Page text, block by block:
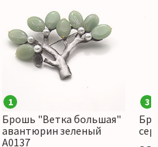
1
Брошь "Ветка большая"
авантюрин зеленый
А0137
3